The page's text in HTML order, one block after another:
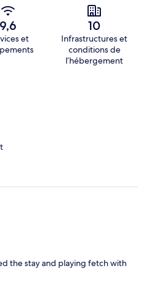
9,6
et
10
Infrastructures et
conditions de
l’hébergement
the stay and playing fetch with